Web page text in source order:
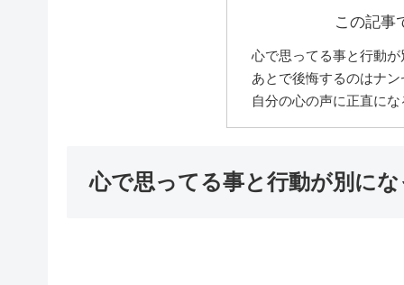
この記事
心で思ってる事と行動
あとで後悔するのはナ
自分の心の声に正直に
心で思ってる事と行動が別に